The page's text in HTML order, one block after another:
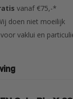
vanaf €75,-*
doen niet moeilijk
voor vaklui en